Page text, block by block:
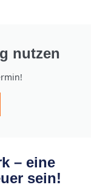
nutzen
– eine
sein!